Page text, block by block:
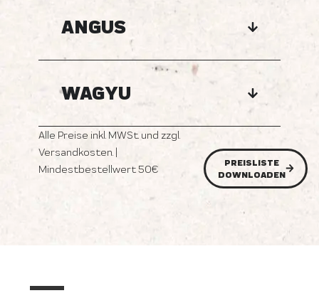
ANGUS
WAGYU
Alle Preise inkl. MWSt. und zzgl.
Versandkosten. |
Mindestbestellwert 50€
PREISLISTE
DOWNLOADEN